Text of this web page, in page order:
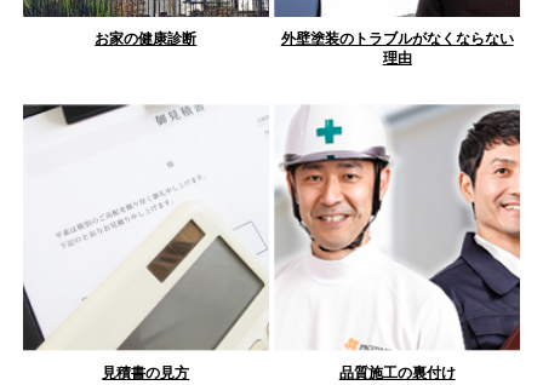
お家の健康診断
外壁塗装のトラブルがなくならない
理由
見積書の見方 品質施工の裏付け